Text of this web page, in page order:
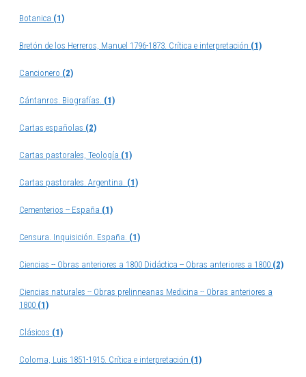
Botanica (1)
Bretón de los Herreros, Manuel 1796-1873. Crítica e interpretación (1)
Cancionero (2)
Cántanros. Biografías. (1)
Cartas españolas (2)
Cartas pastorales, Teología (1)
Cartas pastorales. Argentina. (1)
Cementerios -- España (1)
Censura. Inquisición. España. (1)
Ciencias -- Obras anteriores a 1800 Didáctica -- Obras anteriores a 1800 (2)
Ciencias naturales -- Obras prelinneanas Medicina -- Obras anteriores a
1800 (1)
Clásicos (1)
Coloma, Luis 1851-1915. Crítica e interpretación (1)